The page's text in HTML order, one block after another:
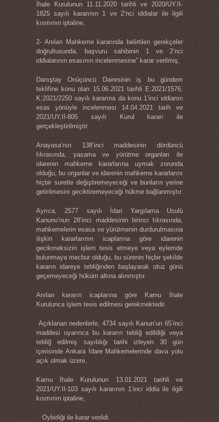
İhale Kurulunun 11.11.2020 tarihli ve 2020/UY.II-
1825 sayılı kararının 1 ve 2’nci iddialar ile ilgili
kısmının iptaline,
2- Anılan Mahkeme kararında belirtilen gerekçeler
doğrultusunda, başvuru sahibinin 1 ve 2’nci
iddialarının esasının incelenmesine” karar verilmiş,
Danıştay Onüçüncü Dairesinin iş bu gündem
teklifine konu olan 15.06.2021 tarihli E:2021/1576,
K:2021/2250 sayılı kararına da konu 1’inci iddianın
esas yönüyle incelenmesi 14.04.2021 tarih ve
2021/UY.II-805 sayılı Kurul kararı ile
gerçekleştirilmiştir.
Anayasa’nın 138’inci maddesinin dördüncü
fıkrasında, yasama ve yürütme organları ile
idarenin mahkeme kararlarına uymak zorunda
olduğu, bu organlar ve idarenin mahkeme kararlarını
hiçbir suretle değiştiremeyeceği ve bunların yerine
getirilmesini geciktiremeyeceği hükme bağlanmıştır.
Ayrıca, 2577 sayılı İdari Yargılama Usulü
Kanunu’nun 28’inci maddesinin birinci fıkrasında,
mahkemelerin esasa ve yürütmenin durdurulmasına
ilişkin kararlarının icaplarına göre idarenin
gecikmeksizin işlem tesis etmeye veya eylemde
bulunmaya mecbur olduğu, bu sürenin hiçbir şekilde
kararın idareye tebliğinden başlayarak otuz günü
geçemeyeceği hüküm altına alınmıştır.
Anılan kararın icaplarına göre Kamu İhale
Kurulunca işlem tesis edilmesi gerekmektedir.
Açıklanan nedenlerle, 4734 sayılı Kanun’un 65’inci
maddesi uyarınca bu kararın tebliğ edildiği veya
tebliğ edilmiş sayıldığı tarihi izleyen 30 gün
içerisinde Ankara İdare Mahkemelerinde dava yolu
açık olmak üzere,
Kamu İhale Kurulunun 13.01.2021 tarihli ve
2021/UY.II-103 sayılı kararının 1’inci iddia ile ilgili
kısmının iptaline,
Oybirliği ile karar verildi.